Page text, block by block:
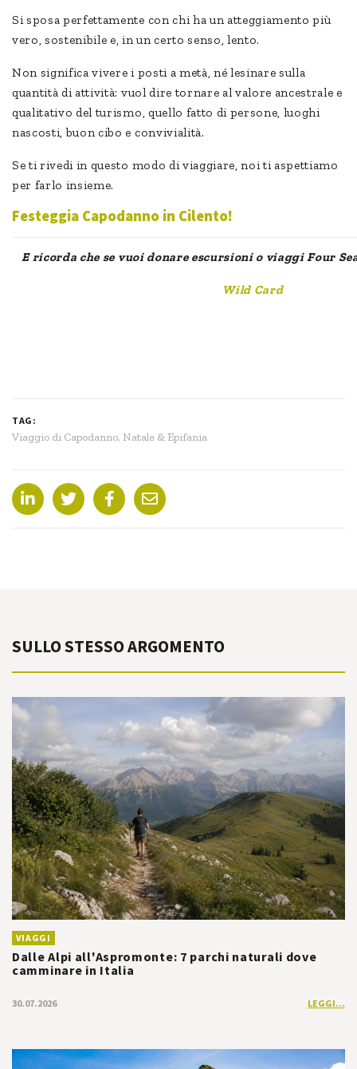
Si sposa perfettamente con chi ha un atteggiamento più
vero, sostenibile e, in un certo senso, lento.
Non significa vivere i posti a metà, né lesinare sulla
quantità di attività: vuol dire tornare al valore ancestrale e
qualitativo del turismo, quello fatto di persone, luoghi
nascosti, buon cibo e convivialità.
Se ti rivedi in questo modo di viaggiare, noi ti aspettiamo
per farlo insieme.
Festeggia Capodanno in Cilento!
E ricorda che se vuoi donare escursioni o viaggi Four
Wild Card
TAG:
Viaggio di Capodanno, Natale & Epifania
SULLO STESSO ARGOMENTO
VIAGGI
Dalle Alpi all'Aspromonte: 7 parchi naturali dove
camminare in Italia
30.07.2026 LEGGI...